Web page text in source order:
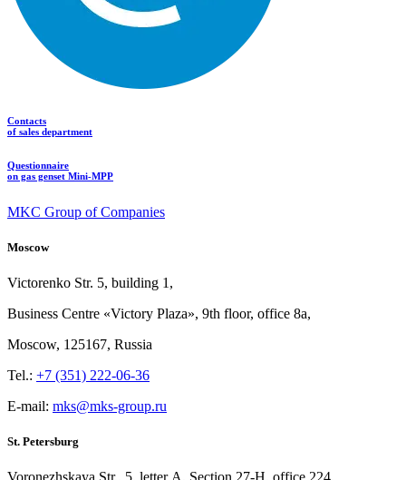
Contacts
of sales department
Questionnaire
on gas genset Mini-MPP
MKC Group of Companies
Moscow
Victorenko Str. 5, building 1,
Business Centre «Victory Plaza», 9th floor, office 8a,
Moscow, 125167, Russia
Tel.: +7 (351) 222-06-36
E-mail: mks@mks-group.ru
St. Petersburg